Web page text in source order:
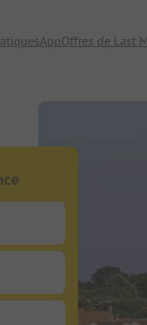
AppOffres de Last